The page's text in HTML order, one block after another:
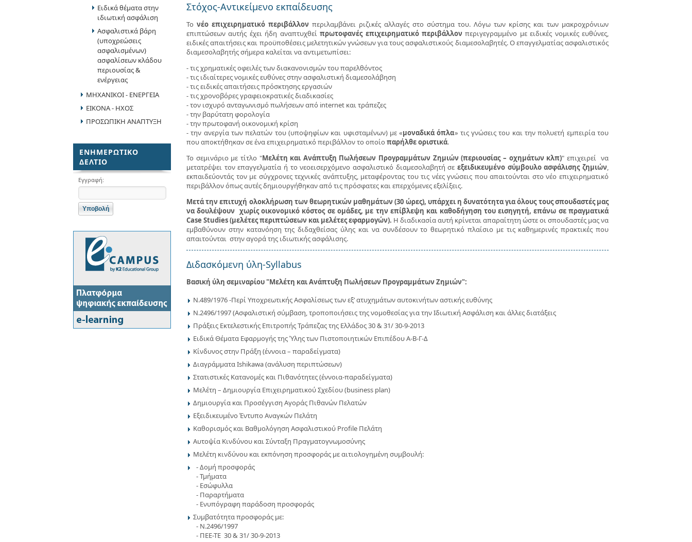
Ειδικά θέματα στην
ιδιωτική ασφάλιση
Ασφαλιστικά βάρη
(υποχρεώσεις
ασφαλισμένων)
ασφαλίσεων κλάδου
περιουσίας &
ενέργειας
ΜΗΧΑΝΙΚΟΙ - ΕΝΕΡΓΕΙΑ
ΕΙΚΟΝΑ - ΗΧΟΣ
ΠΡΟΣΩΠΙΚΗ ΑΝΑΠΤΥΞΗ
ΕΝΗΜΕΡΩΤΙΚΟ
ΔΕΛΤΙΟ
Εγγραφή:
Στόχος-Αντικείμενο εκπαίδευσης
Το νέο επιχειρηματικό περιβάλλον περιλαμβάνει ριζικές αλλαγές στο σύστημα του. Λόγω των κρίσης και των μακροχρόνιων
επιπτώσεων αυτής έχει ήδη αναπτυχθείπρωτοφανές επιχειρηματικό περιβάλλονπεριγεγραμμένο με ειδικές νομικές ευθύνες,
ειδικές απαιτήσεις και προϋποθέσεις μελετητικών γνώσεων για τους ασφαλιστικούς διαμεσολαβητές. Ο επαγγελματίας ασφαλιστικός
διαμεσολαβητής σήμερα καλείται να αντιμετωπίσει:
- τις χρηματικές οφειλές των διακανονισμών του παρελθόντος
- τις ιδιαίτερες νομικές ευθύνες στην ασφαλιστική διαμεσολάβηση
- τις ειδικές απαιτήσεις πρόσκτησης εργασιών
- τις χρονοβόρες γραφειοκρατικές διαδικασίες
- τον ισχυρό ανταγωνισμό πωλήσεων από internet και τράπεζες
- την βαρύτατη φορολογία
- την πρωτοφανή οικονομική κρίση
- την ανεργία των πελατών του (υποψηφίων και υφισταμένων) με «μοναδικά όπλα» τις γνώσεις του και την πολυετή εμπειρία του
που αποκτήθηκαν σε ένα επιχειρηματικό περιβάλλον το οποίο παρήλθε οριστικά.
Το σεμινάριο με τίτλο "Μελέτη και Ανάπτυξη Πωλήσεων Προγραμμάτων Ζημιών (περιουσίας – οχημάτων κλπ)" επιχειρεί να
μετατρέψει τον επαγγελματία ή το νεοεισερχόμενο ασφαλιστικό διαμεσολαβητή σε εξειδικευμένο σύμβουλο ασφάλισης ζημιών,
εκπαιδεύοντάς τον με σύγχρονες τεχνικές ανάπτυξης, μεταφέροντας του τις νέες γνώσεις που απαιτούνται στο νέο επιχειρηματικό
περιβάλλον όπως αυτές δημιουργήθηκαν από τις πρόσφατες και επερχόμενες εξελίξεις.
Μετά την επιτυχή ολοκλήρωση των θεωρητικών μαθημάτων (30 ώρες), υπάρχει η δυνατότητα για όλους τους σπουδαστές μας
να δουλέψουν χωρίς οικονομικό κόστος σε ομάδες, με την επίβλεψη και καθοδήγηση του εισηγητή, επάνω σε πραγματικά
Case Studies (μελέτες περιπτώσεων και μελέτες εφαρμογών). Η διαδικασία αυτή κρίνεται απαραίτητη ώστε οι σπουδαστές μας να
εμβαθύνουν στην κατανόηση της διδαχθείσας ύλης και να συνδέσουν το θεωρητικό πλαίσιο με τις καθημερινές πρακτικές που
απαιτούνται στην αγορά της ιδιωτικής ασφάλισης.
Διδασκόμενη ύλη-Syllabus
Βασική ύλη σεμιναρίου "Μελέτη και Ανάπτυξη Πωλήσεων Προγραμμάτων Ζημιών":
Ν.489/1976 -Περί Υποχρεωτικής Ασφαλίσεως των εξ’ ατυχηµάτων αυτοκινήτων αστικής ευθύνης
Ν.2496/1997 (Ασφαλιστική σύμβαση, τροποποιήσεις της νομοθεσίας για την Ιδιωτική Ασφάλιση και άλλες διατάξεις
Πράξεις Εκτελεστικής Επιτροπής Τράπεζας της Ελλάδος 30 & 31/ 30-9-2013
Eιδικά Θέματα Εφαρμογής της Ύλης των Πιστοποιητικών Επιπέδου Α-Β-Γ-Δ
Κίνδυνος στην Πράξη (έννοια – παραδείγματα)
Διαγράμματα Ishikawa (ανάλυση περιπτώσεων)
Στατιστικές Κατανομές και Πιθανότητες (έννοια-παραδείγματα)
Μελέτη – Δημιουργία Επιχειρηματικού Σχεδίου (business plan)
Δημιουργία και Προσέγγιση Αγοράς Πιθανών Πελατών
Εξειδικευμένο Έντυπο Αναγκών Πελάτη
Καθορισμός και Βαθμολόγηση Ασφαλιστικού Profile Πελάτη
Αυτοψία Κινδύνου και Σύνταξη Πραγματογνωμοσύνης
Μελέτη κινδύνου και εκπόνηση προσφοράς με αιτιολογημένη συμβουλή:
- Δομή προσφοράς
- Τμήματα
- Εσώφυλλα
- Παραρτήματα
- Ενυπόγραφη παράδοση προσφοράς
Συμβατότητα προσφοράς με:
- Ν.2496/1997
- ΠΕΕ-ΤΕ 30 & 31/ 30-9-2013